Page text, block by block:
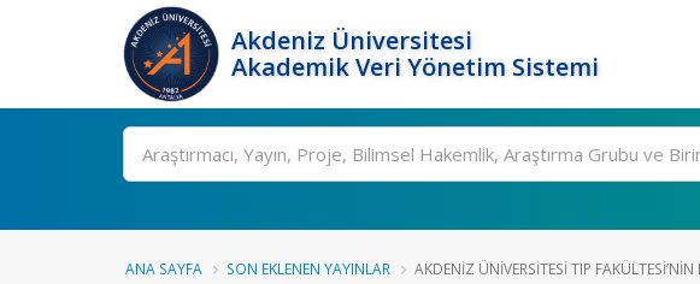
Akdeniz Üniversitesi
Akademik Veri Yönetim Sistemi
Ara
ANA SAYFA SON EKLENEN YAYINLAR AKDENIZ ÜNIVERSITESI TIP FAKÜLTESI’NIN